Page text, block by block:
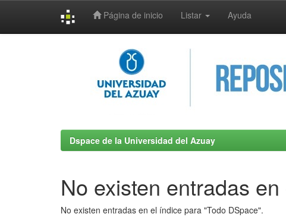
Página de inicio Listar Ayuda
Dspace de la Universidad del Azuay
No existen entradas
No existen entradas en el índice para "Todo DSpace".